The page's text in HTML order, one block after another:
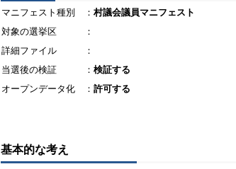
マニフェスト種別 ： 村議会議員マニフェスト
対象の選挙区
：
詳細ファイル
：
当選後の検証
： 検証する
オープンデータ化
： 許可する
基本的な考え